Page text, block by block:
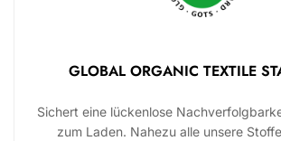
GLOBAL ORGANIC TEXTILE
Sichert eine lückenlose
zum Laden. Nahezu alle unsere